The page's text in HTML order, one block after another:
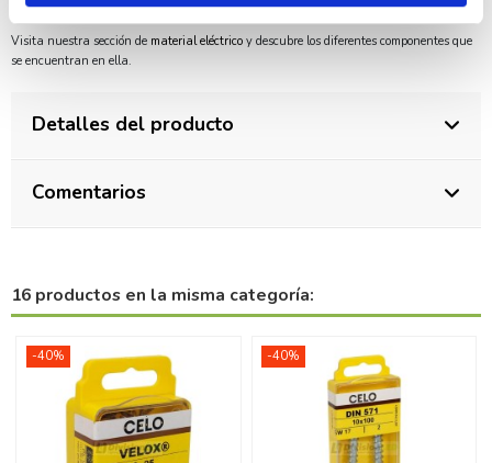
CELOestán fabricados con la máxima calidad y son líderes en el mercado.
Visita nuestra sección de material eléctricoy descubre los diferentes componentes que
se encuentran en ella.
Detalles del producto
Comentarios
16 productos en la misma categoría:
-40% -40%